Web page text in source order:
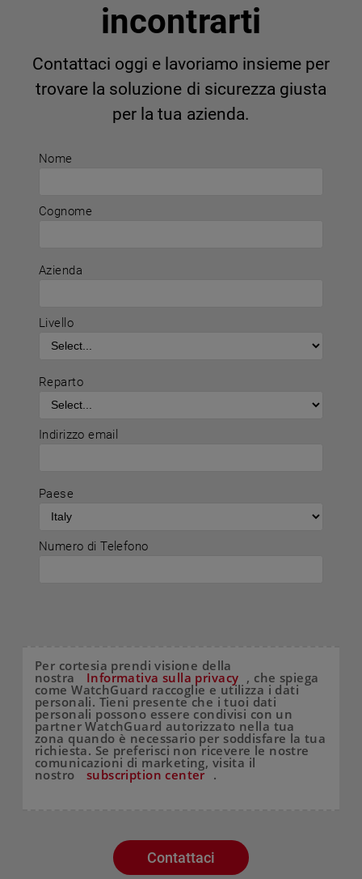
Nome
Cognome
Azienda
Livello
Reparto
Indirizzo email
Paese
Numero di Telefono
Per cortesia prendi visione della
nostra Informativa sulla privacy , che spiega
come WatchGuard raccoglie e utilizza i dati
personali. Tieni presente che i tuoi dati
personali possono essere condivisi con un
partner WatchGuard autorizzato nella tua
zona quando è necessario per soddisfare la tua
richiesta. Se preferisci non ricevere le nostre
comunicazioni di marketing, visita il
nostro subscription center .
Contattaci
incontrarti
Contattaci oggi e lavoriamo insieme per
trovare la soluzione di sicurezza giusta
per la tua azienda.